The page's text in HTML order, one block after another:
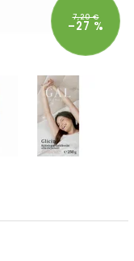
7,20 €
–27 %